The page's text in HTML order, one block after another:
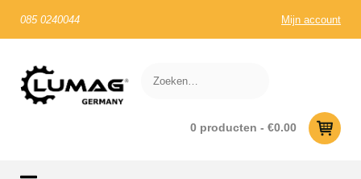
085 0240044 Mijn account
0 producten - €0.00